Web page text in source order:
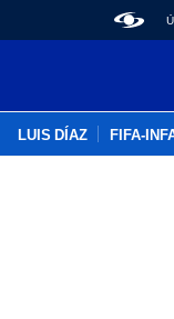
LUIS DÍAZ FIFA-